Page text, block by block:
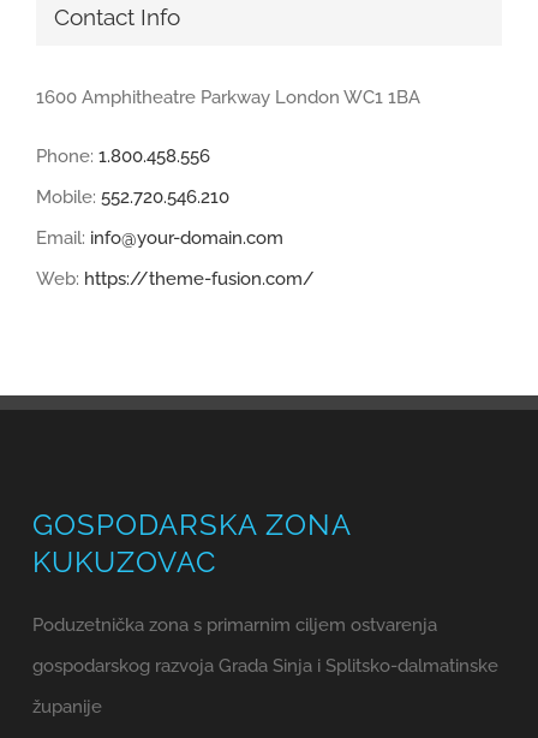
Contact Info
1600 Amphitheatre Parkway London WC1 1BA
Phone: 1.800.458.556
Mobile: 552.720.546.210
Email: info@your-domain.com
Web: https://theme-fusion.com/
GOSPODARSKA ZONA
KUKUZOVAC
Poduzetnička zona s primarnim ciljem ostvarenja
gospodarskog razvoja Grada Sinja i Splitsko-dalmatinske
županije